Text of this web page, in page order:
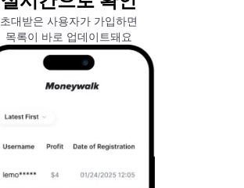
초대받은 사용자가 가입하면
목록이 바로 업데이트돼요